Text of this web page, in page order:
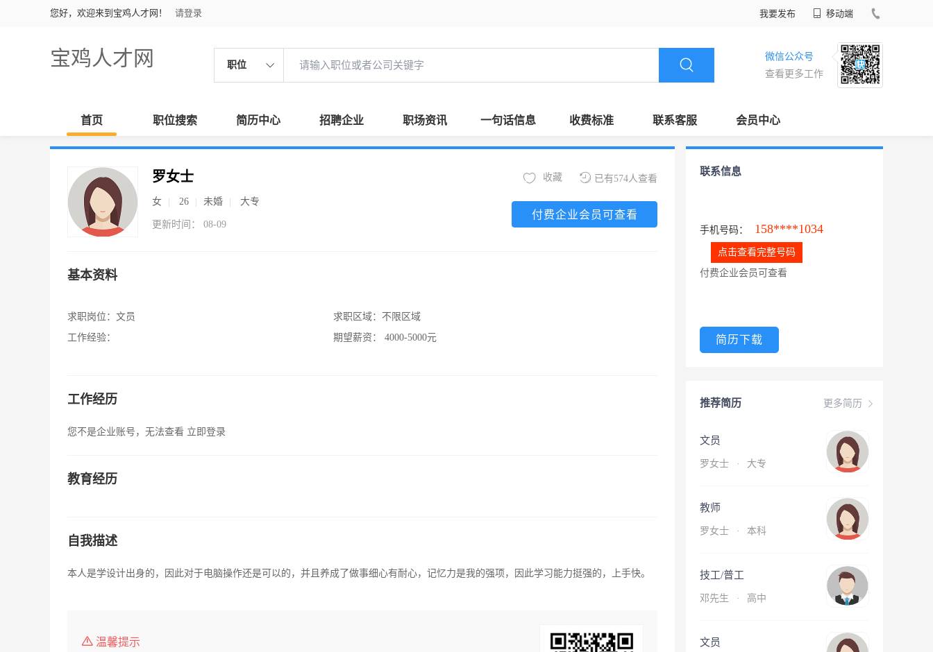
您好，欢迎来到宝鸡人才网！ 请登录 我要发布 移动端
宝鸡人才网 职位
微信公众号
查看更多工作
首页 职位搜索 简历中心 招聘企业 职场资讯 一句话信息 收费标准 联系客服 会员中心
罗女士
女 26 未婚 大专
更新时间： 08-09
已有574人查看
收藏
付费企业会员可查看
基本资料
求职岗位： 文员
工作经验：
求职区域： 不限区域
期望薪资：
4000-5000元
工作经历
您不是企业账号，无法查看 立即登录
教育经历
自我描述
本人是学设计出身的，因此对于电脑操作还是可以的，并且养成了做事细心有耐心，记忆力是我的强项，因此学习能力挺强的，上手快。
温馨提示
联系信息
手机号码： 158****1034
点击查看完整号码
付费企业会员可查看
简历下载
更多简历
推荐简历
文员
罗女士 · 大专
教师
罗女士 · 本科
技工/普工
邓先生 · 高中
文员